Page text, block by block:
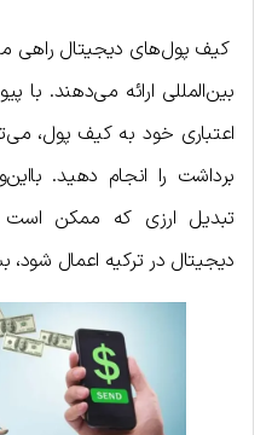
کیف پول‌های دیجیتال راهی
بین‌المللی ارائه می‌دهند. با
اعتباری خود به کیف پول،
برداشت را انجام دهید.
تبدیل ارزی که ممکن است
دیجیتال در ترکیه اعمال